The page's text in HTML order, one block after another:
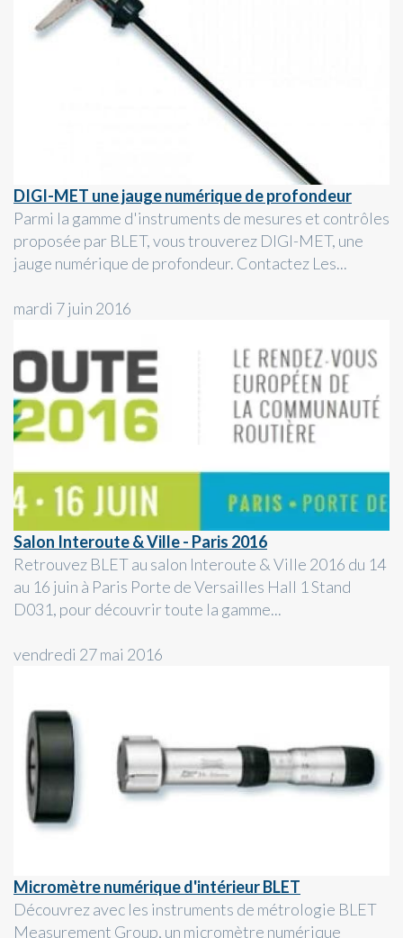
DIGI-MET une jauge numérique de profondeur
Parmi la gamme d'instruments de mesures et contrôles
proposée par BLET, vous trouverez DIGI-MET, une
jauge numérique de profondeur. Contactez Les...
mardi 7 juin 2016
Salon Interoute & Ville - Paris 2016
Retrouvez BLET au salon Interoute & Ville 2016 du 14
au 16 juin à Paris Porte de Versailles Hall 1 Stand
D031, pour découvrir toute la gamme...
vendredi 27 mai 2016
Micromètre numérique d'intérieur BLET
Découvrez avec les instruments de métrologie BLET
Measurement Group, un micromètre numérique